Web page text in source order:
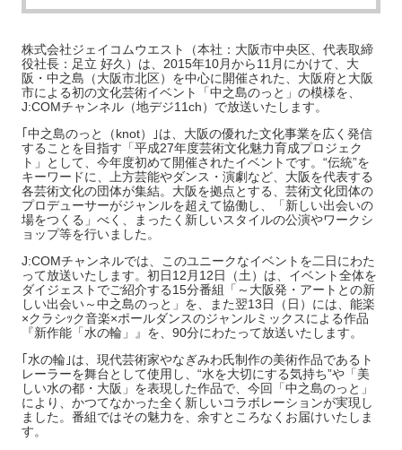
株式会社ジェイコムウエスト（本社：大阪市中央区、代表取締
役社長：足立 好久）は、2015年10月から11月にかけて、大
阪・中之島（大阪市北区）を中心に開催された、大阪府と大阪
市による初の文化芸術イベント「中之島のっと」の模様を、
J:COMチャンネル（地デジ11ch）で放送いたします。
｢中之島のっと（knot）｣は、大阪の優れた文化事業を広く発信
することを目指す「平成27年度芸術文化魅力育成プロジェク
ト」として、今年度初めて開催されたイベントです。“伝統”を
キーワードに、上方芸能やダンス・演劇など、大阪を代表する
各芸術文化の団体が集結。大阪を拠点とする、芸術文化団体の
プロデューサーがジャンルを超えて協働し、「新しい出会いの
場をつくる」べく、まったく新しいスタイルの公演やワークシ
ョップ等を行いました。
J:COMチャンネルでは、このユニークなイベントを二日にわた
って放送いたします。初日12月12日（土）は、イベント全体を
ダイジェストでご紹介する15分番組「～大阪発・アートとの新
しい出会い～中之島のっと」を、また翌13日（日）には、能楽
×クラシｯク音楽×ポールダンスのジャンルミックスによる作品
『新作能「水の輪」』を、90分にわたって放送いたします。
｢水の輪｣は、現代芸術家やなぎみわ氏制作の美術作品であるト
レーラーを舞台として使用し、“水を大切にする気持ち”や「美
しい水の都・大阪」を表現した作品で、今回「中之島のっと」
により、かつてなかった全く新しいコラボレーションが実現し
ました。番組ではその魅力を、余すところなくお届けいたしま
す。